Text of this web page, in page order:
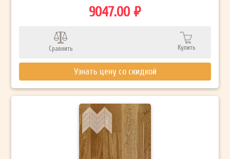
9047.00 ₽
Сравнить Купить
Узнать цену со скидкой